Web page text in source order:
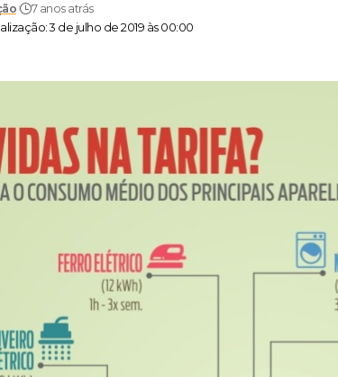
3 de julho de 2019 às 00:00
7 anos atrás